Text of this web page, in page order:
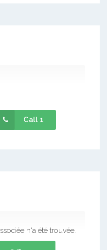
Call 1
n'a été trouvée.